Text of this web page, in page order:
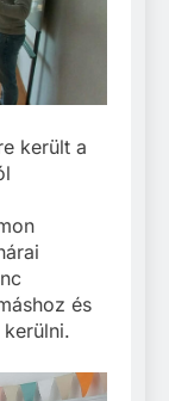
került a
és